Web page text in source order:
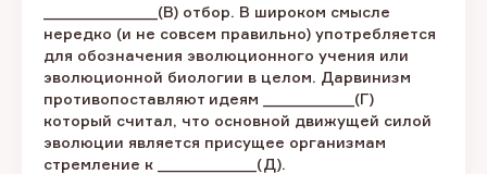
_______________(В) отбор. В широком смысле
нередко (и не совсем правильно) употребляется
для обозначения эволюционного учения или
эволюционной биологии в целом. Дарвинизм
противопоставляют идеям ____________(Г)
который считал, что основной движущей силой
эволюции является присущее организмам
стремление к _____________(Д).